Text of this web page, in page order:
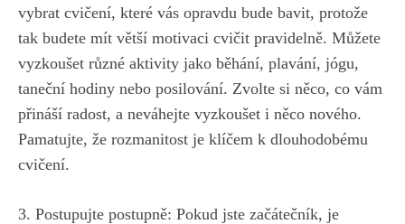
vybrat cvičení, ⁣které vás opravdu bude bavit, protože
tak budete mít větší motivaci cvičit pravidelně. Můžete
vyzkoušet⁢ různé aktivity jako běhání, plavání, jógu,
taneční hodiny nebo posilování. Zvolte‌ si něco, ⁣co vám
přináší radost, a neváhejte vyzkoušet i něco nového.
Pamatujte, že ​rozmanitost je klíčem k dlouhodobému
‍cvičení.
3. Postupujte postupně: Pokud jste ‌začátečník,⁣ je⁤